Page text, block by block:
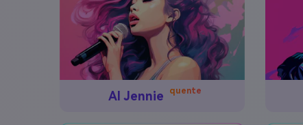
AI Jennie quente